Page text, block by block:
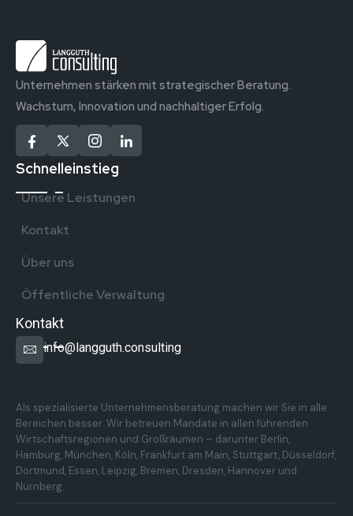
Unternehmen stärken mit strategischer Beratung.
Wachstum, Innovation und nachhaltiger Erfolg.
Schnelleinstieg
Unsere Leistungen
Kontakt
Über uns
Öffentliche Verwaltung
Kontakt
info@langguth.consulting
Als spezialisierte Unternehmensberatung machen wir Sie in alle
Bereichen besser. Wir betreuen Mandate in allen führenden
Wirtschaftsregionen und Großräumen – darunter Berlin,
Hamburg, München, Köln, Frankfurt am Main, Stuttgart, Düsseldorf,
Dortmund, Essen, Leipzig, Bremen, Dresden, Hannover und
Nürnberg.